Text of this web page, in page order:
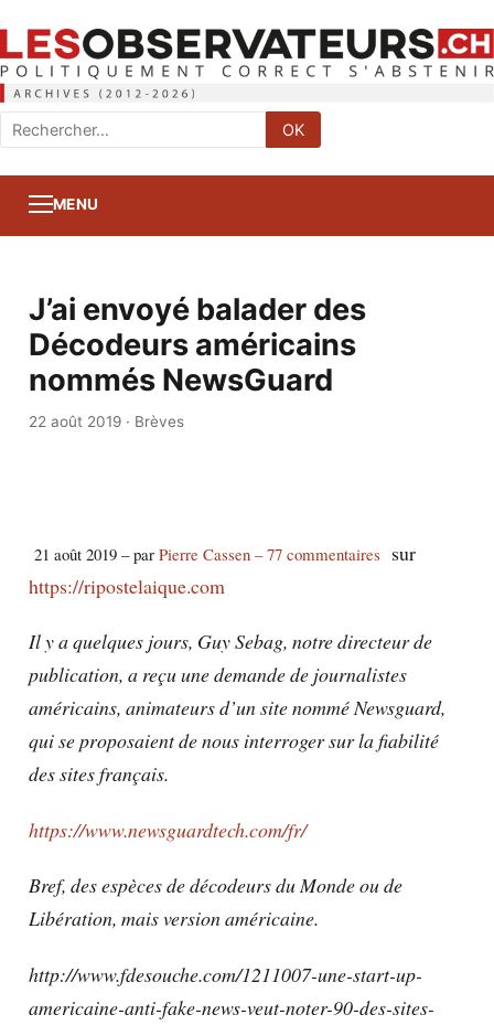
Rechercher
:
OK
MENU
J’ai envoyé balader des
Décodeurs américains
nommés NewsGuard
22 août 2019· Brèves
21 août 2019 – par Pierre Cassen – 77 commentaires sur
https://ripostelaique.com
Il y a quelques jours, Guy Sebag, notre directeur de
publication, a reçu une demande de journalistes
américains, animateurs d’un site nommé Newsguard,
qui se proposaient de nous interroger sur la fiabilité
des sites français.
https://www.newsguardtech.com/fr/
Bref, des espèces de décodeurs du Monde ou de
Libération, mais version américaine.
http://www.fdesouche.com/1211007-une-start-up-
americaine-anti-fake-news-veut-noter-90-des-sites-